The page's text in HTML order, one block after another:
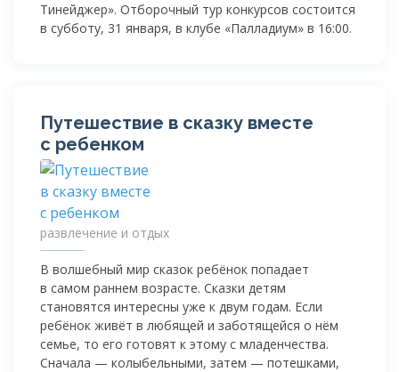
Тинейджер». Отборочный тур конкурсов состоится
в субботу, 31 января, в клубе «Палладиум» в 16:00.
Путешествие в сказку вместе
с ребенком
развлечение и отдых
В волшебный мир сказок ребёнок попадает
в самом раннем возрасте. Сказки детям
становятся интересны уже к двум годам. Если
ребёнок живёт в любящей и заботящейся о нём
семье, то его готовят к этому с младенчества.
Сначала — колыбельными, затем — потешками,